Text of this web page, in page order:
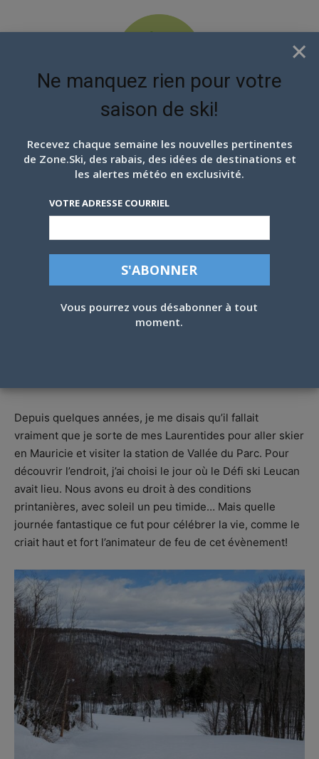
EN ATTENDANT LES
VALLÉE DU PARC, DÉFI SKI LEUCAN DU 18
Depuis quelques années, je me disais qu’il fallait
vraiment que je sorte de mes Laurentides pour aller skier
en Mauricie et visiter la station de Vallée du Parc. Pour
découvrir l’endroit, j’ai choisi le jour où le Défi ski Leucan
avait lieu. Nous avons eu droit à des conditions
printanières, avec soleil un peu timide… Mais quelle
journée fantastique ce fut pour célébrer la vie, comme le
criait haut et fort l’animateur de feu de cet évènement!
×
Ne manquez rien pour votre
saison de ski!
Recevez chaque semaine les nouvelles pertinentes
de Zone.Ski, des rabais, des idées de destinations et
les alertes météo en exclusivité.
VOTRE ADRESSE COURRIEL
Vous pourrez vous désabonner à tout
moment.